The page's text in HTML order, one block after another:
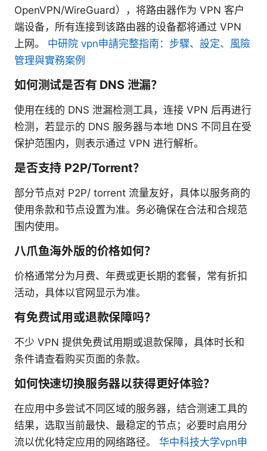
OpenVPN/WireGuard），将路由器作为 VPN 客户
端设备，所有连接到该路由器的设备都将通过 VPN
上网。 中研院 vpn申請完整指南：步驟、設定、風險
管理與實務案例
如何测试是否有 DNS 泄漏？
使用在线的 DNS 泄漏检测工具，连接 VPN 后再进行
检测，若显示的 DNS 服务器与本地 DNS 不同且在受
保护范围内，则表示通过 VPN 进行解析。
是否支持 P2P/Torrent？
部分节点对 P2P/ torrent 流量友好，具体以服务商的
使用条款和节点设置为准。务必确保在合法和合规范
围内使用。
八爪鱼海外版的价格如何？
价格通常分为月费、年费或更长期的套餐，常有折扣
活动，具体以官网显示为准。
有免费试用或退款保障吗？
不少 VPN 提供免费试用期或退款保障，具体时长和
条件请查看购买页面的条款。
如何快速切换服务器以获得更好体验？
在应用中多尝试不同区域的服务器，结合测速工具的
结果，选取当前最快、最稳定的节点；必要时启用分
流以优化特定应用的网络路径。 华中科技大学vpn申